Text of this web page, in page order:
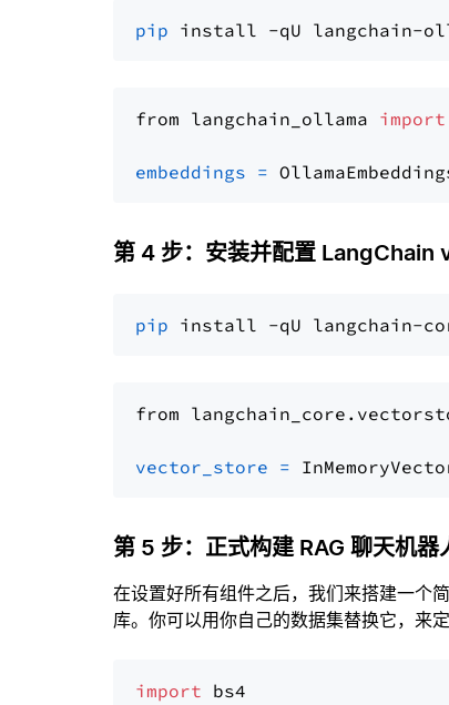
pip
from langchain_ollama import
embeddings =
第 4 步：安装并配置
pip
from
vector_store =
第 5 步：正式构建 RAG 聊天机器
在设置好所有组件之后，我们来搭建一个
库。你可以用你自己的数据集替换它，来
import